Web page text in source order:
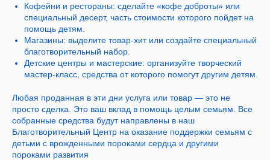
Кофейни и рестораны: сделайте «кофе доброты» или
специальный десерт, часть стоимости которого пойдет на
помощь детям.
Магазины: выделите товар-хит или создайте специальный
благотворительный набор.
Детские центры и мастерские: организуйте творческий
мастер-класс, средства от которого помогут другим детям.
Любая проданная в эти дни услуга или товар — это не
просто сделка. Это ваш вклад в помощь целым семьям. Все
собранные средства будут направлены в наш
Благотворительный Центр на оказание поддержки семьям с
детьми с врожденными пороками сердца и другими
пороками развития